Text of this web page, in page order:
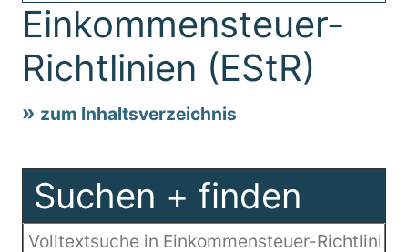
Einkommensteuer-
Richtlinien (EStR)
zum Inhaltsverzeichnis
Suchen + finden